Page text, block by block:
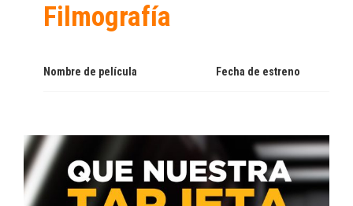
Filmografía
Nombre de película Fecha de estreno